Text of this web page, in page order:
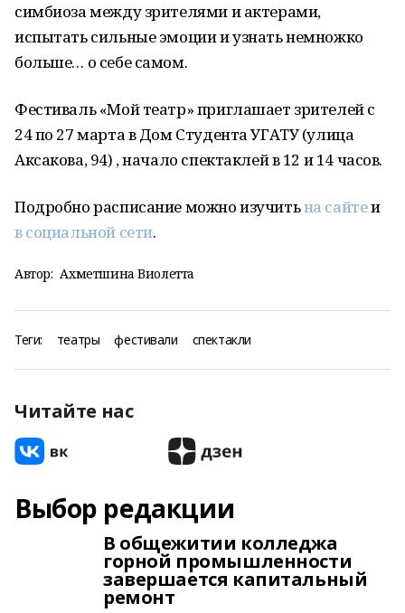
симбиоза между зрителями и актерами,
испытать сильные эмоции и узнать немножко
больше… о себе самом.
Фестиваль «Мой театр» приглашает зрителей с
24 по 27 марта в Дом Студента УГАТУ (улица
Аксакова, 94) , начало спектаклей в 12 и 14 часов.
Подробно расписание можно изучитьна сайтеи
в социальной сети.
Автор: Ахметшина Виолетта
Теги: театры фестивали спектакли
Читайте нас
Выбор редакции
В общежитии колледжа
горной промышленности
завершается капитальный
ремонт